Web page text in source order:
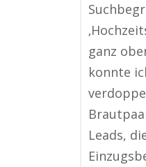
ganz
konnte
Leads,